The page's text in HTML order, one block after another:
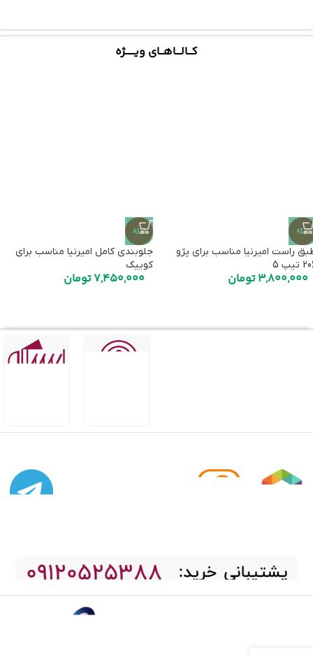
کـــالــــاهـــای ویـــــــژه
ویژه
راست امیرنیا مناسب برای پژو
تیپ 5
3,800,000تومان
ویژه
جلوبندی کامل امیرنیا مناسب برای
کوییک
7,450,000تومان